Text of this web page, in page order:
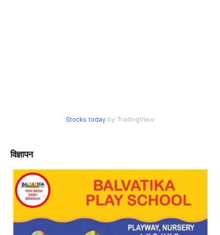
Stocks today by TradingView
विज्ञापन